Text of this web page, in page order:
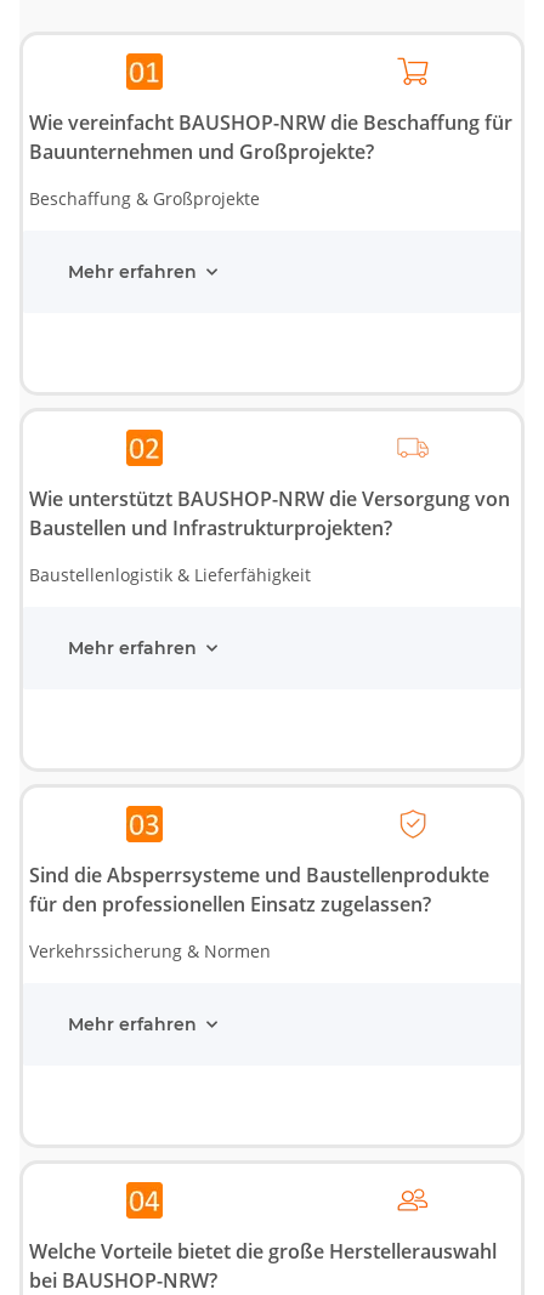
Wie vereinfacht BAUSHOP-NRW die Beschaffung für
Bauunternehmen und Großprojekte?
Beschaffung & Großprojekte
Mehr erfahren
Wie unterstützt BAUSHOP-NRW die Versorgung von
Baustellen und Infrastrukturprojekten?
Baustellenlogistik & Lieferfähigkeit
Mehr erfahren
Sind die Absperrsysteme und Baustellenprodukte
für den professionellen Einsatz zugelassen?
Verkehrssicherung & Normen
Mehr erfahren
Welche Vorteile bietet die große Herstellerauswahl
bei BAUSHOP-NRW?